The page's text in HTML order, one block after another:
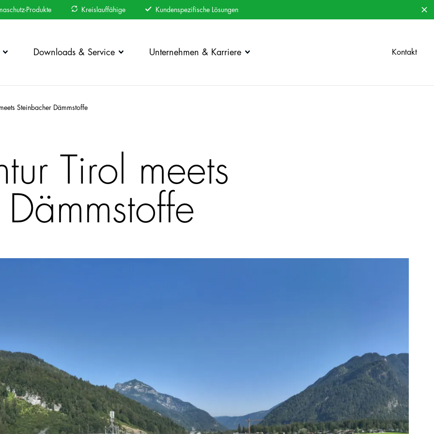
Produkte Kreislauffähige Kundenspezifische Lösungen
Downloads & Service Unternehmen & Karriere Kontakt
Steinbacher Dämmstoffe
Tirol meets